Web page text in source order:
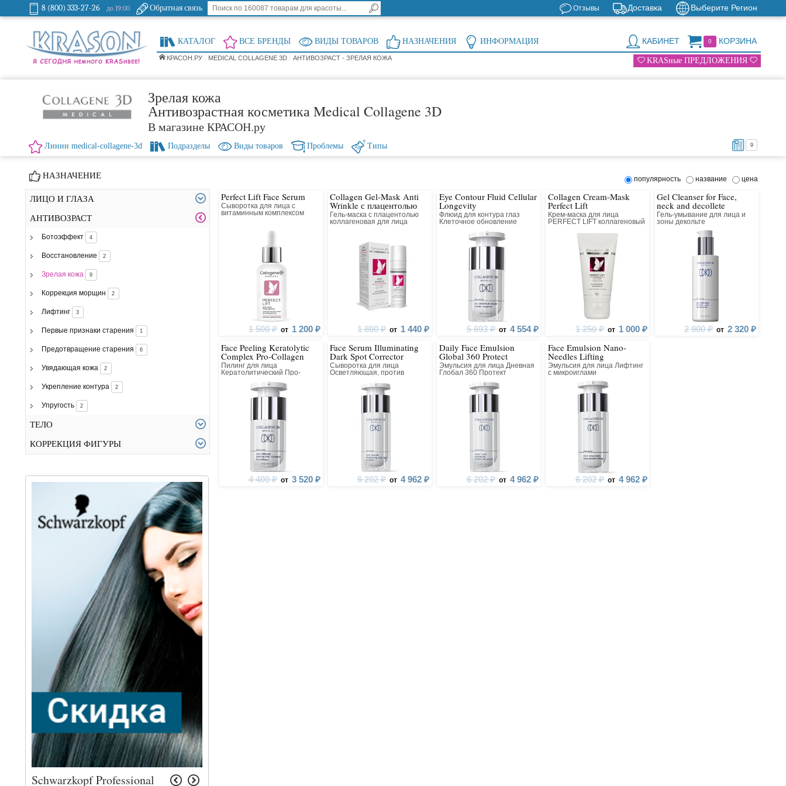
8 (800) 333-27-26 до 19:00 Обратная связь Выберите Регион
Доставка
Отзывы
0 КОРЗИНА
КАБИНЕТ
КАТАЛОГ ВСЕ БРЕНДЫ ВИДЫ ТОВАРОВ НАЗНАЧЕНИЯ ИНФОРМАЦИЯ
КРАСОН.РУ MEDICAL COLLAGENE 3D АНТИВОЗРАСТ - ЗРЕЛАЯ КОЖА KRASные ПРЕДЛОЖЕНИЯ
Зрелая кожа
Антивозрастная косметика Medical Collagene 3D
В магазине КРАСОН.ру
9
Линии medical-collagene-3d Подразделы Виды товаров Проблемы Типы
НАЗНАЧЕНИЕ
ЛИЦО И ГЛАЗА
АНТИВОЗРАСТ
Ботоэффект 4
Восстановление 2
Зрелая кожа 9
Коррекция морщин 2
Лифтинг 3
Первые признаки старения 1
Предотвращение старения 6
Увядающая кожа 2
Укрепление контура 2
Упругость 2
ТЕЛО
КОРРЕКЦИЯ ФИГУРЫ
Schwarzkopf Professional
популярность название цена
Perfect Lift Face Serum
Сыворотка для лица с
витаминным комплексом
1 500 ₽ от 1 200 ₽
Collagen Gel-Mask Anti
Wrinkle с плацентолью
Гель-маска с плацентолью
коллагеновая для лица
1 800 ₽ от 1 440 ₽
Eye Contour Fluid Cellular
Longevity
Флюид для контура глаз
Клеточное обновление
5 693 ₽ от 4 554 ₽
Collagen Cream-Mask
Perfect Lift
Крем-маска для лица
PERFECT LIFT коллагеновый
компонентом
1 250 ₽ от 1 000 ₽
Gel Cleanser for Face,
neck and decollete
Гель-умывание для лица и
зоны декольте
2 900 ₽ от 2 320 ₽
Face Peeling Keratolytic
Complex Pro-Collagen
Пилинг для лица
Кератолитический Про-
4 400 ₽ от 3 520 ₽
Face Serum Illuminating
Dark Spot Corrector
Сыворотка для лица
Осветляющая, против
6 202 ₽ от 4 962 ₽
Daily Face Emulsion
Global 360 Protect
Эмульсия для лица Дневная
Глобал 360 Протект
6 202 ₽ от 4 962 ₽
Face Emulsion Nano-
Needles Lifting
Эмульсия для лица Лифтинг
с микроиглами
6 202 ₽ от 4 962 ₽